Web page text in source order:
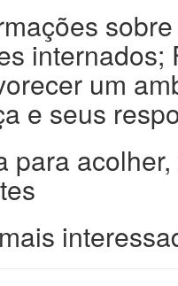
internados;
um
e seus
para